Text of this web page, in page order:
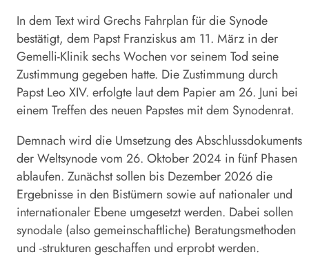
In dem Text wird Grechs Fahrplan für die Synode
bestätigt, dem Papst Franziskus am 11. März in der
Gemelli-Klinik sechs Wochen vor seinem Tod seine
Zustimmung gegeben hatte. Die Zustimmung durch
Papst Leo XIV. erfolgte laut dem Papier am 26. Juni bei
einem Treffen des neuen Papstes mit dem Synodenrat.
Demnach wird die Umsetzung des Abschlussdokuments
derWeltsynodevom 26. Oktober 2024 in fünf Phasen
ablaufen. Zunächst sollen bis Dezember 2026 die
Ergebnisse in den Bistümern sowie auf nationaler und
internationaler Ebene umgesetzt werden. Dabei sollen
synodale (also gemeinschaftliche) Beratungsmethoden
und -strukturen geschaffen und erprobt werden.